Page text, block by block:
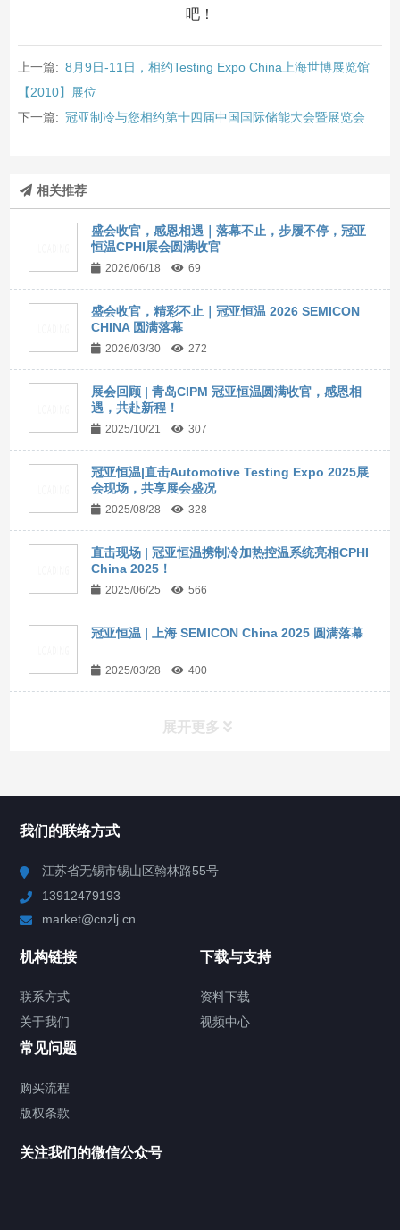
吧！
上一篇: 8月9日-11日，相约Testing Expo China上海世博展览馆
【2010】展位
下一篇: 冠亚制冷与您相约第十四届中国国际储能大会暨展览会
相关推荐
盛会收官，感恩相遇｜落幕不止，步履不停，冠亚
恒温CPHI展会圆满收官
2026/06/18 69
盛会收官，精彩不止｜冠亚恒温 2026 SEMICON
CHINA 圆满落幕
2026/03/30 272
展会回顾 | 青岛CIPM 冠亚恒温圆满收官，感恩相
遇，共赴新程！
2025/10/21 307
冠亚恒温|直击Automotive Testing Expo 2025展
会现场，共享展会盛况
2025/08/28 328
直击现场 | 冠亚恒温携制冷加热控温系统亮相CPHI
China 2025！
2025/06/25 566
冠亚恒温 | 上海 SEMICON China 2025 圆满落幕
2025/03/28 400
展开更多
Chiller高精度制冷循环器
TCU温度控制单元
Chiller气体控温系统
我们的联络方式
江苏省无锡市锡山区翰林路55号
13912479193
market@cnzlj.cn
机构链接
联系方式
关于我们
下载与支持
资料下载
视频中心
常见问题
购买流程
版权条款
关注我们的微信公众号